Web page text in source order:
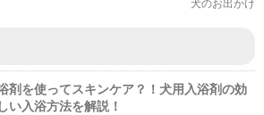
剤を使ってスキンケア？！犬用入浴剤の効
い入浴方法を解説！